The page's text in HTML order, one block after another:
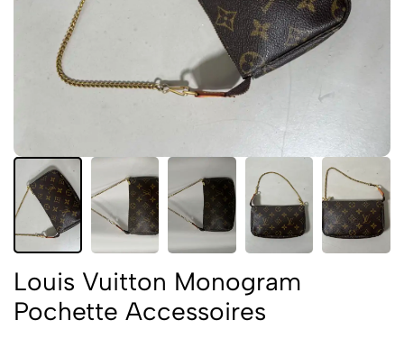
Louis Vuitton Monogram
Pochette Accessoires